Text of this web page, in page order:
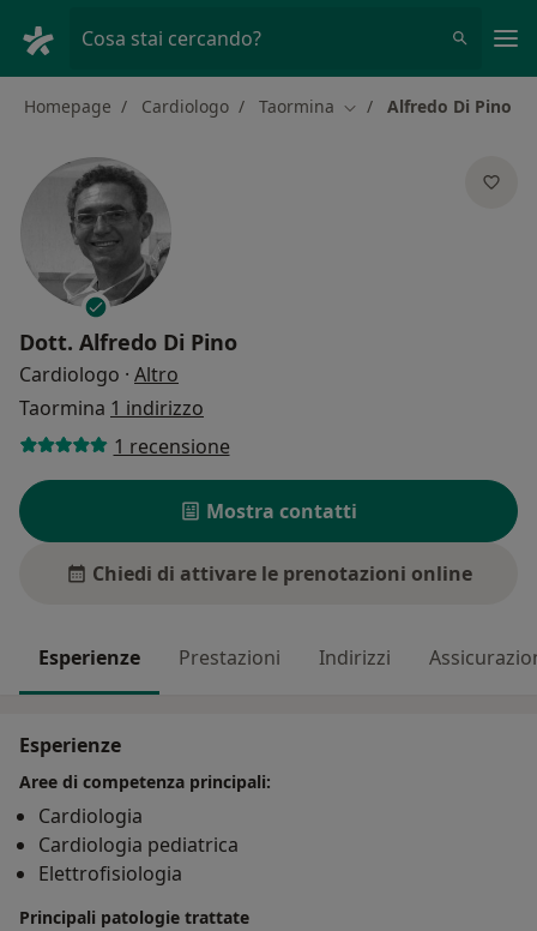
Cosa stai cercando?
Homepage Cardiologo Taormina Cambia città
Alfredo Di Pino
Dott. Alfredo Di Pino
Cardiologo · Altro
Taormina 1 indirizzo
1 recensione
Mostra contatti
Chiedi di attivare le prenotazioni online
Esperienze Prestazioni Indirizzi
Esperienze
Aree di competenza principali:
Cardiologia
Cardiologia pediatrica
Elettrofisiologia
Principali patologie trattate